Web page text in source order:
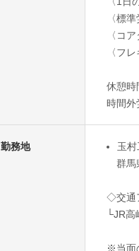
〈標
〈コ
〈フ
休憩時
時間外
勤務地
玉村
群馬
◇交通
└JR高
※当面